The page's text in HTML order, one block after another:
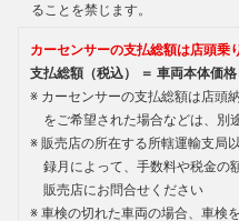
ることを禁じます。
カーセンサーの支払総額は店頭乗
支払総額（税込） ＝ 車両本体価
カーセンサーの支払総額は店頭
をご希望された場合などは、別
販売店の所在する所轄運輸支局
録月によって、手数料や税金の
販売店にお問合せください
車検の切れた車両の場合、車検